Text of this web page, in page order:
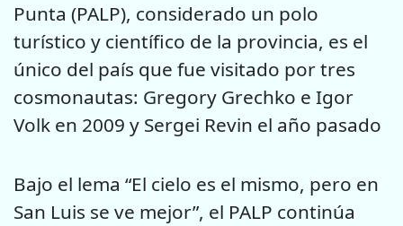
Punta (PALP), considerado un polo
turístico y científico de la provincia, es el
único del país que fue visitado por tres
cosmonautas: Gregory Grechko e Igor
Volk en 2009 y Sergei Revin el año pasado
Bajo el lema “El cielo es el mismo, pero en
San Luis se ve mejor”, el PALP continúa